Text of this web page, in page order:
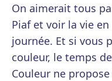
On aimerait tous
Piaf et voir la vie
journée. Et si vous
couleur, le temps
Couleur ne